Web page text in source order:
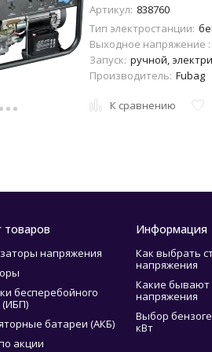
Артикул: 838760
Тип электростанции:
Выходное напряжение :
Запуск: ручной,
Производитель: Fubag
К сравнению
товаров
напряжения
бесперебойного
(ИБП)
батареи (АКБ)
акции
Информация
Как выбрать
напряжения
Какие бывают
напряжения
Выбор
кВт